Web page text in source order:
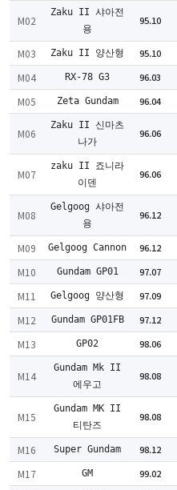
M02
Zaku II 샤아전
용
95.10
M03 Zaku II 양산형 95.10
M04 RX-78 G3 96.03
M05 Zeta Gundam 96.04
M06
Zaku II 신마츠
나가
96.06
M07
zaku II 죠니라
이덴
96.06
M08
Gelgoog 샤아전
용
96.12
M09 Gelgoog Cannon 96.12
M10 Gundam GP01 97.07
M11 Gelgoog 양산형 97.09
M12 Gundam GP01FB 97.12
M13 GP02 98.06
M14
Gundam Mk II
에우고
98.08
M15
Gundam MK II
티탄즈
98.08
M16 Super Gundam 98.12
M17 GM 99.02